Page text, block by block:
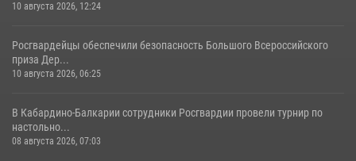
10 августа 2026, 12:24
Росгвардейцы обеспечили безопасность Большого Всероссийского
приза Дер...
10 августа 2026, 06:25
В Кабардино-Балкарии сотрудники Росгвардии провели турнир по
настольно...
08 августа 2026, 07:03